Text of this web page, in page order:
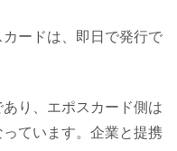
ードは、即日で発行で
り、エポスカード側は
ています。企業と提携